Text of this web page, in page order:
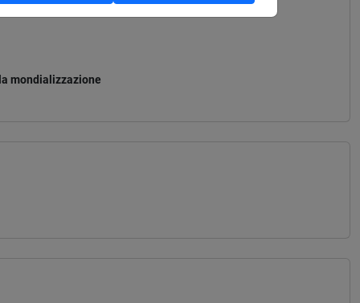
mondializzazione